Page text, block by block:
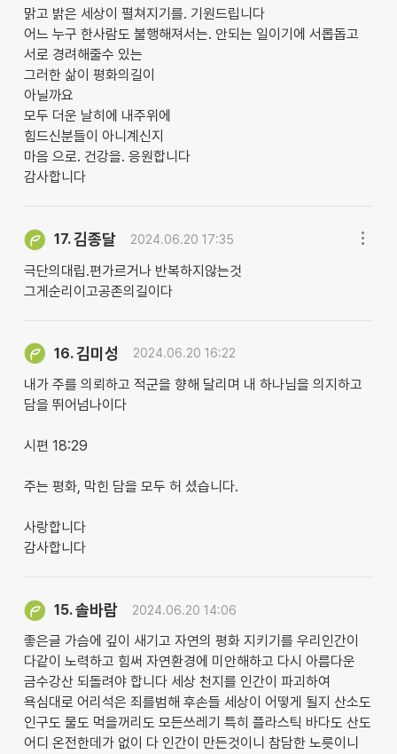
맑고 밝은 세상이 펼쳐지기를. 기원드립니다
어느 누구 한사람도 불행해져서는. 안되는 일이기에 서롭돕고
서로 경려해줄수 있는
그러한 삶이 평화의길이
아닐까요
모두 더운 날히에 내주위에
힘드신분들이 아니계신지
마음 으로. 건강을. 응원합니다
감사합니다
17.김종달 2024.06.20 17:35
극단의대립.편가르거나 반복하지않는것
그게순리이고공존의길이다
16.김미성 2024.06.20 16:22
내가 주를 의뢰하고 적군을 향해 달리며 내 하나님을 의지하고
담을 뛰어넘나이다
시편 18:29
주는 평화, 막힌 담을 모두 허 셨습니다.
사랑합니다
감사합니다
15.솔바람 2024.06.20 14:06
좋은글 가슴에 깊이 새기고 자연의 평화 지키기를 우리인간이
다같이 노력하고 힘써 자연환경에 미안해하고 다시 아름다운
금수강산 되돌려야 합니다 세상 천지를 인간이 파괴하여
욕심대로 어리석은 죄를범해 후손들 세상이 어떻게 될지 산소도
인구도 물도 먹을꺼리도 모든쓰레기 특히 플라스틱 바다도 산도
어디 온전한데가 없이 다 인간이 만든것이니 참담한 노릇이니